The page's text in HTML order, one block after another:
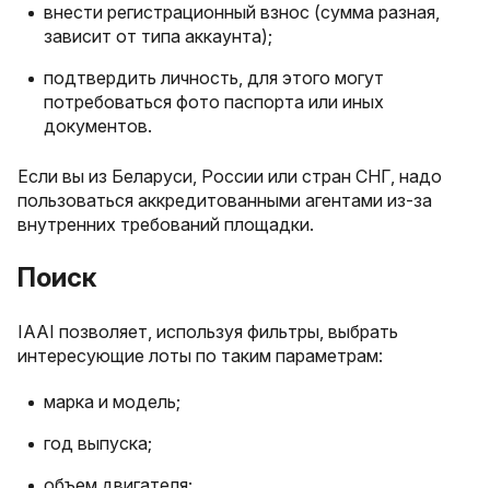
внести регистрационный взнос (сумма разная,
зависит от типа аккаунта);
подтвердить личность, для этого могут
потребоваться фото паспорта или иных
документов.
Если вы из Беларуси, России или стран СНГ, надо
пользоваться аккредитованными агентами из-за
внутренних требований площадки.
Поиск
IAAI позволяет, используя фильтры, выбрать
интересующие лоты по таким параметрам:
марка и модель;
год выпуска;